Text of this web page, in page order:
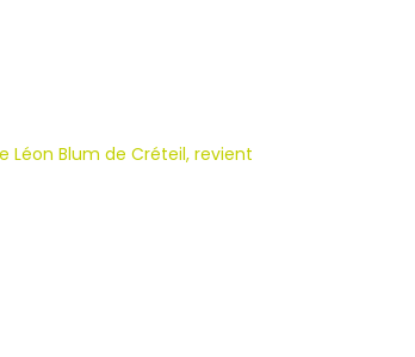
Léon Blum de Créteil, revient